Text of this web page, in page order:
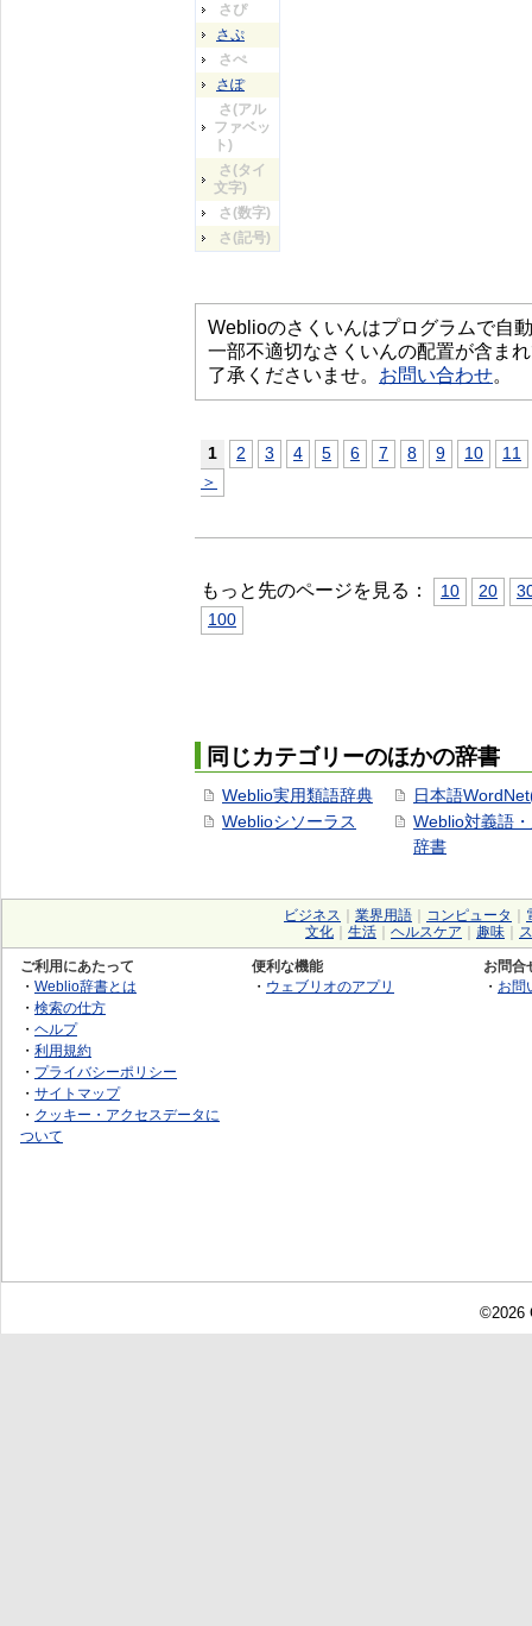
さぴ
さぷ
さぺ
さぽ
さ(アル
ファベッ
ト)
さ(タイ
文字)
さ(数字)
さ(記号)
Weblioのさくいんはプログラムで自
一部不適切なさくいんの配置が含ま
了承くださいませ。 お問い合わせ。
1 2 3 4 5 6 7 8 9 10
11
＞
もっと先のページを見る： 10 20
100
同じカテゴリーのほかの辞書
Weblio実用類語辞典
Weblioシソーラス
日本語
Weblio対義語
辞書
ビジネス 業界用語 コンピュータ
文化
生活 ヘルスケア 趣味
ご利用にあたって
・ Weblio辞書とは
・ 検索の仕方
・ ヘルプ
・ 利用規約
・ プライバシーポリシー
・ サイトマップ
・ クッキー・アクセスデータに
ついて
便利な機能
・ ウェブリオのアプリ
お問合
・ お問
©2026